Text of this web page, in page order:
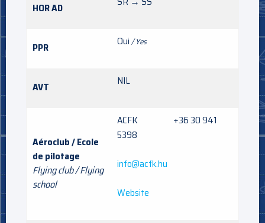
HOR AD
PPR Oui/ Yes
AVT NIL
Aéroclub / Ecole
de pilotage
Flying club / Flying
school
ACFK +36 30 941
5398
info@acfk.hu
Website